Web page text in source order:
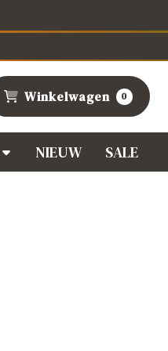
Winkelwagen 0
NIEUW SALE